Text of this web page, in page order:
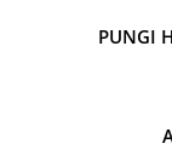
PUNGI